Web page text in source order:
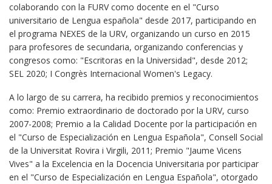
colaborando con la FURV como docente en el "Curso
universitario de Lengua española" desde 2017, participando en
el programa NEXES de la URV, organizando un curso en 2015
para profesores de secundaria, organizando conferencias y
congresos como: "Escritoras en la Universidad", desde 2012;
SEL 2020; I Congrès Internacional Women's Legacy.
A lo largo de su carrera, ha recibido premios y reconocimientos
como: Premio extraordinario de doctorado por la URV, curso
2007-2008; Premio a la Calidad Docente por la participación en
el "Curso de Especialización en Lengua Española", Consell Social
de la Universitat Rovira i Virgili, 2011; Premio "Jaume Vicens
Vives" a la Excelencia en la Docencia Universitaria por participar
en el "Curso de Especialización en Lengua Española", otorgado